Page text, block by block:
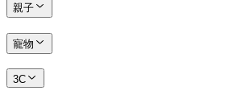
親子
寵物
3C